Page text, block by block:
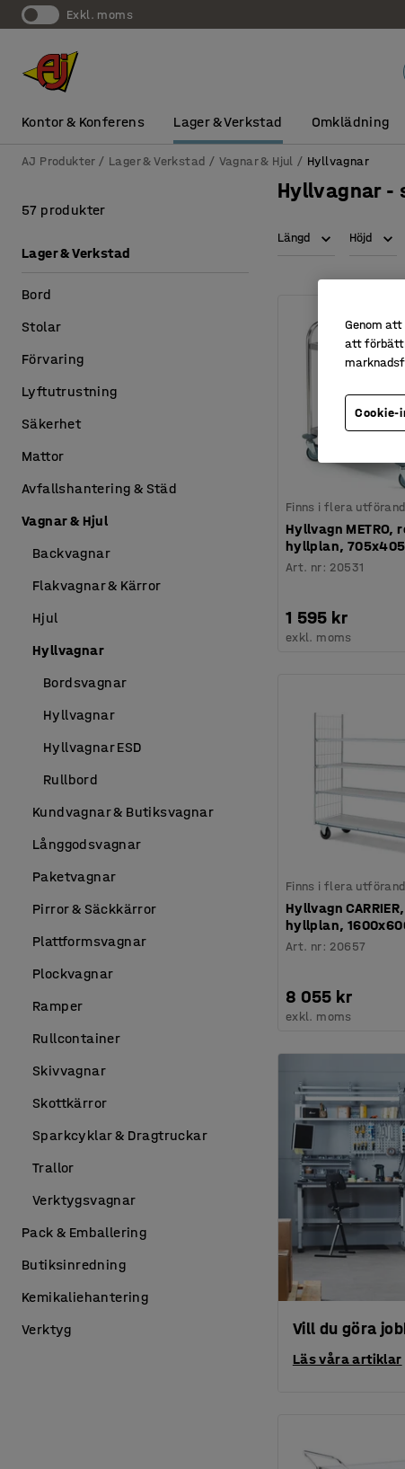
exkl. moms
Kontor & Konferens Lager & Verkstad Omklädning
AJ Produkter Lager & Verkstad Vagnar & Hjul Hyllvagnar
Hyllvagnar -
Längd Höjd
Finns i flera
Hyllvagn METRO,
hyllplan,
Art. nr: 20531
1 595 kr
exkl. moms
Finns i flera
Hyllvagn
hyllplan,
Art. nr: 20657
8 055 kr
exkl. moms
Vill du göra
Läs våra artiklar
57 produkter
Lager & Verkstad
Bord
Stolar
Förvaring
Lyftutrustning
Säkerhet
Mattor
Avfallshantering & Städ
Vagnar & Hjul
Backvagnar
Flakvagnar & Kärror
Hjul
Hyllvagnar
Bordsvagnar
Hyllvagnar
Hyllvagnar ESD
Rullbord
Kundvagnar & Butiksvagnar
Långgodsvagnar
Paketvagnar
Pirror & Säckkärror
Plattformsvagnar
Plockvagnar
Ramper
Rullcontainer
Skivvagnar
Skottkärror
Sparkcyklar & Dragtruckar
Trallor
Verktygsvagnar
Pack & Emballering
Butiksinredning
Kemikaliehantering
Verktyg
Genom
att